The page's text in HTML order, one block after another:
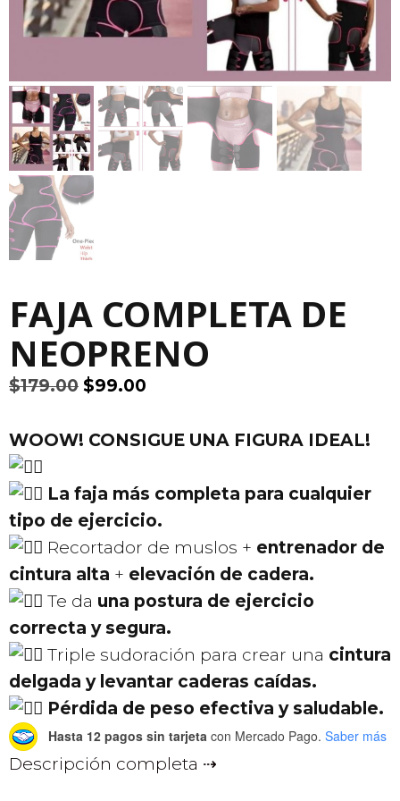
FAJA COMPLETA DE
NEOPRENO
$179.00 El
original
$179.00.
$99.00
actual
$99.00.
WOOW! CONSIGUE UNA FIGURA IDEAL!
La faja más completa para cualquier
tipo de ejercicio.
Recortador de muslos + entrenador de
cintura alta + elevación de cadera.
Te da una postura de ejercicio
correcta y segura.
Triple sudoración para crear una cintura
delgada y levantar caderas caídas.
Pérdida de peso efectiva y saludable.
Hasta 12 pagos sin tarjeta con Mercado Pago. Saber más
Descripción completa